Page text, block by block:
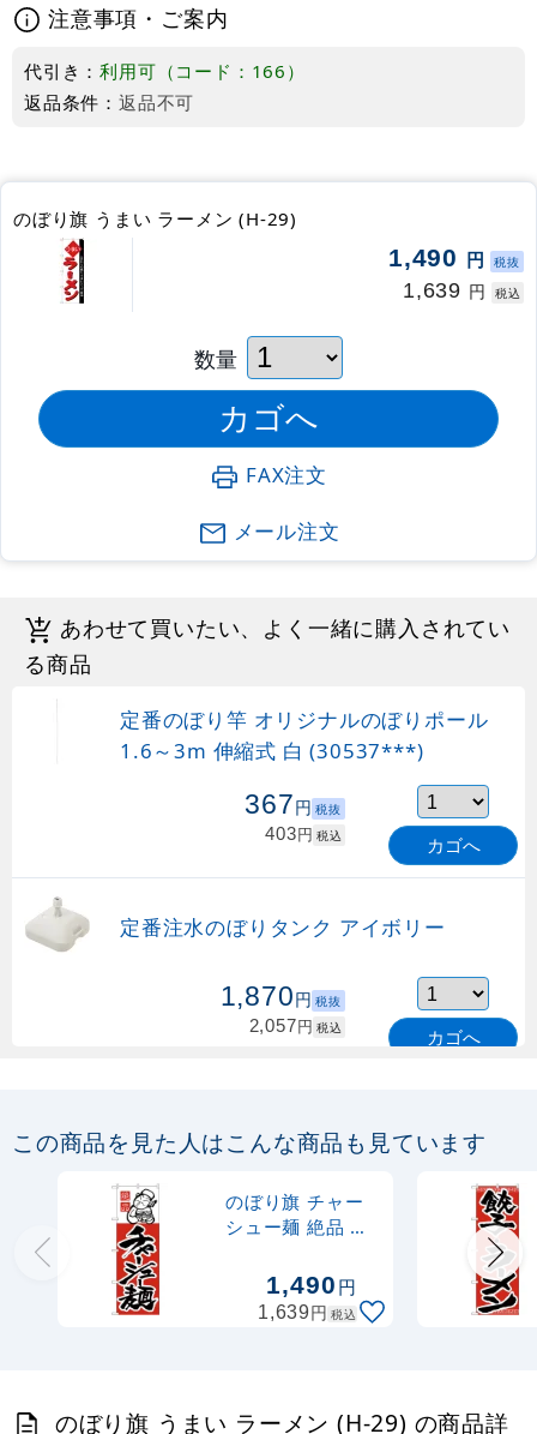
注意事項・ご案内
代引き：利用可（コード：166）
返品条件： 返品不可
のぼり旗 うまい ラーメン (H-29)
1,490 円 税抜
1,639 円 税込
数量
FAX注文
メール注文
あわせて買いたい、よく一緒に購入されてい
る商品
定番のぼり竿 オリジナルのぼりポール
1.6～3m 伸縮式 白 (30537***)
367円 税抜
403円 税込 カゴへ
定番注水のぼりタンク アイボリー
1,870円 税抜
2,057円 税込 カゴへ
1.6～3m 伸縮式 緑 (30537GRN)
売り切れ中
購入不可
定番のぼり竿 オリジナルのぼりポール
1.6～3m 伸縮式 水色 (30537SBL)
この商品を見た人はこんな商品も見ています
のぼり旗 チャー
シュー麺 絶品 赤
ト (H-3)1,490円
1,639円 税込
のぼり旗 うまい ラーメン (H-29) の商品詳